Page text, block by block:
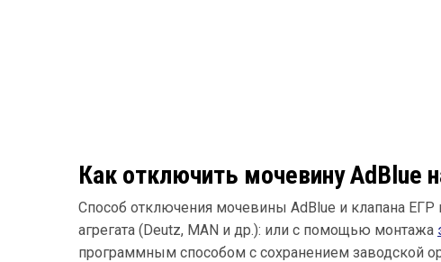
Как отключить мочевину AdBlue
Способ отключения мочевины AdBlue и клапана ЕГР
агрегата (Deutz, MAN и др.): или с помощью монтажа
программным способом с сохранением заводской